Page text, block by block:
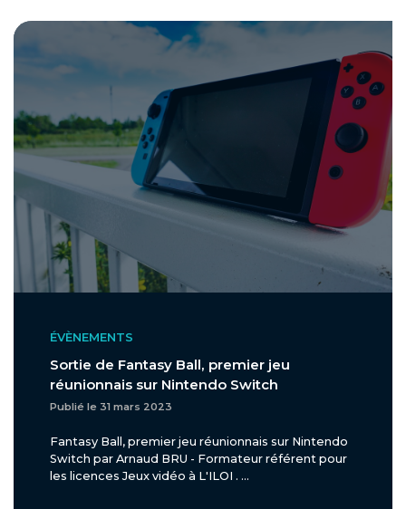
ÉVÈNEMENTS
Sortie de Fantasy Ball, premier jeu
réunionnais sur Nintendo Switch
Publié le 31 mars 2023
Fantasy Ball, premier jeu réunionnais sur Nintendo
Switch par Arnaud BRU - Formateur référent pour
les licences Jeux vidéo à L'ILOI . ...